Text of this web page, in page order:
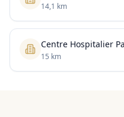
14,1 km
Centre Hospitalier
15 km